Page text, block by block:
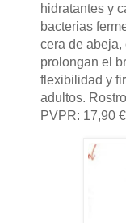
hidratantes y
bacterias
cera de abeja,
prolongan el
flexibilidad y
adultos.
PVPR: 17,90 €